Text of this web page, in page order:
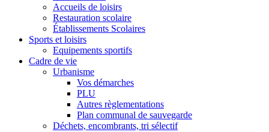
Accueils de loisirs
Restauration scolaire
Établissements Scolaires
Sports et loisirs
Equipements sportifs
Cadre de vie
Urbanisme
Vos démarches
PLU
Autres règlementations
Plan communal de sauvegarde
Déchets, encombrants, tri sélectif